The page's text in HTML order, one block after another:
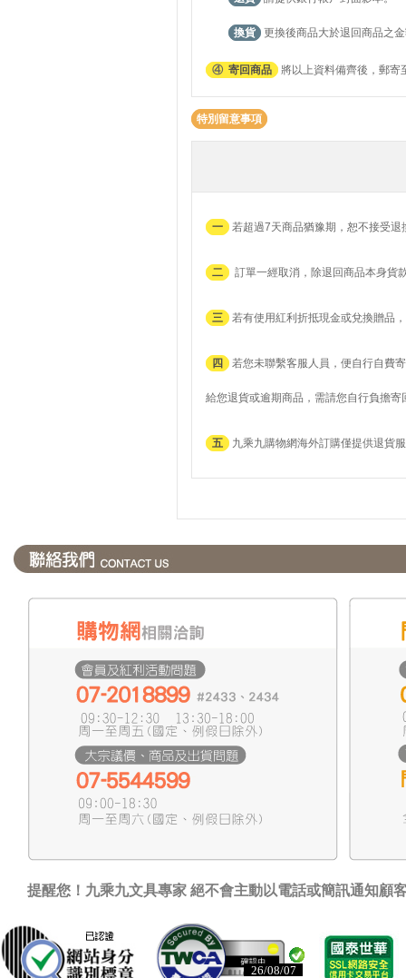
換貨 更換後商品大於退回商品之
④ 寄回商品 將以上資料備齊後，郵寄
特別留意事項
一 若超過7天商品猶豫期，恕不接受退
二 訂單一經取消，除退回商品本身貨
三 若有使用紅利折抵現金或兌換贈品
四 若您未聯繫客服人員，便自行自費
給您退貨或逾期商品，需請您自行負擔寄
五 九乘九購物網海外訂購僅提供退貨
提醒您！九乘九文具專家 絕不會主動以電話或簡訊通知顧
26/08/07
26/08/07